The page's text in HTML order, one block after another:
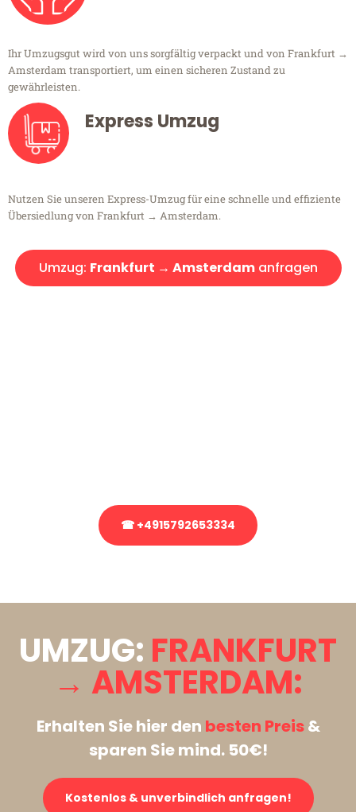
Ihr Umzugsgut wird von uns sorgfältig verpackt und von Frankfurt →
Amsterdam transportiert, um einen sicheren Zustand zu
gewährleisten.
Express Umzug
Nutzen Sie unseren Express-Umzug für eine schnelle und effiziente
Übersiedlung von Frankfurt → Amsterdam.
Umzug: Frankfurt → Amsterdamanfragen
☎ +4915792653334
UMZUG: FRANKFURT
→ AMSTERDAM:
Erhalten Sie hier den besten Preis&
sparen Sie mind. 50€!
Kostenlos & unverbindlich anfragen!